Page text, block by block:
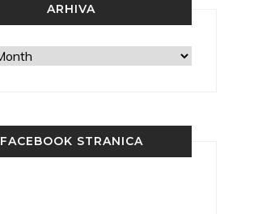
ARHIVA
FACEBOOK STRANICA